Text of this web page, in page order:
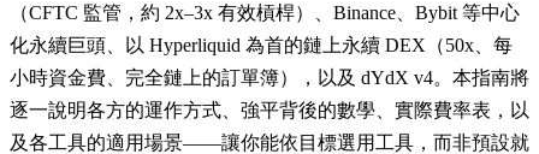
（CFTC 監管，約 2x–3x 有效槓桿）、Binance、Bybit 等中心
化永續巨頭、以 Hyperliquid 為首的鏈上永續 DEX（50x、每
小時資金費、完全鏈上的訂單簿），以及 dYdX v4。本指南將
逐一說明各方的運作方式、強平背後的數學、實際費率表，以
及各工具的適用場景——讓你能依目標選用工具，而非預設就